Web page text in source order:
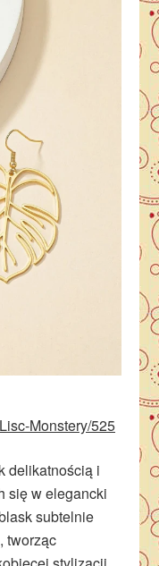
Monstery/525
delikatnością i
się w elegancki
subtelnie
tworząc